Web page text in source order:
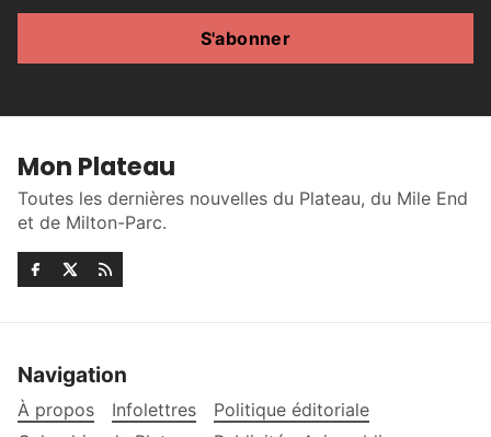
S'abonner
Mon Plateau
Toutes les dernières nouvelles du Plateau, du Mile End
et de Milton-Parc.
Navigation
À propos Infolettres
Politique éditoriale